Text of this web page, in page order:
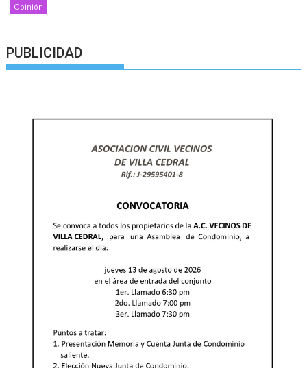
Opinión
PUBLICIDAD